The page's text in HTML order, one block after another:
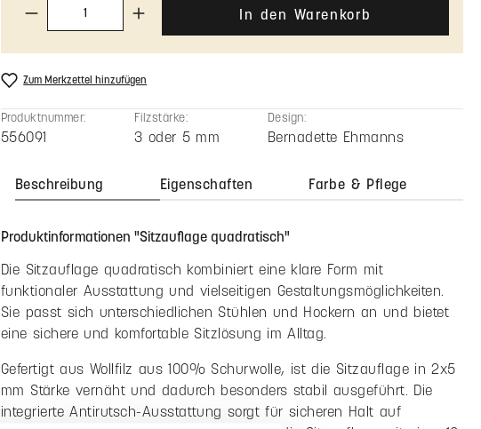
Konfiguration zurücksetzen
Anzahl Stückpreis
Bis 101,90 €
Produkt Anzahl: Gib den gewünschten Wert ein oder benutze die
In den Warenkorb
Zum Merkzettel hinzufügen
Produktnummer:
556091
Filzstärke:
3 oder 5 mm
Design:
Bernadette Ehmanns